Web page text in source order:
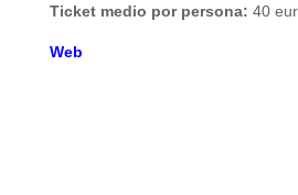
Ticket medio por persona: 40
Web